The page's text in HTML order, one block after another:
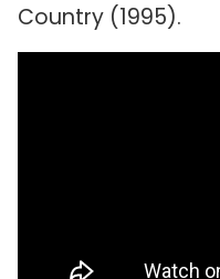
Country (1995).